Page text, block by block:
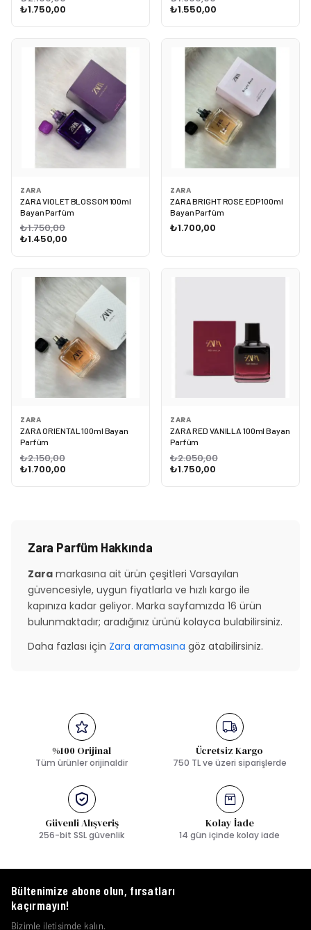
₺1.750,00
₺1.550,00
ZARA
ZARA VIOLET BLOSSOM 100ml
Bayan Parfüm
₺1.750,00
₺1.450,00
ZARA
ZARA BRIGHT ROSE EDP 100ml
Bayan Parfüm
₺1.700,00
ZARA
ZARA ORIENTAL 100ml Bayan
Parfüm
₺2.150,00
₺1.700,00
ZARA
ZARA RED VANILLA 100ml Bayan
Parfüm
₺2.050,00
₺1.750,00
Zara Parfüm Hakkında
Zara markasına ait ürün çeşitleri Varsayılan
güvencesiyle, uygun fiyatlarla ve hızlı kargo ile
kapınıza kadar geliyor. Marka sayfamızda 16 ürün
bulunmaktadır; aradığınız ürünü kolayca bulabilirsiniz.
Daha fazlası için Zara aramasına göz atabilirsiniz.
%100 Orijinal
Tüm ürünler orijinaldir
Ücretsiz Kargo
750 TL ve üzeri siparişlerde
Güvenli Alışveriş
256-bit SSL güvenlik
Kolay İade
14 gün içinde kolay iade
Bültenimize abone olun, fırsatları
kaçırmayın!
Bizimle iletişimde kalın.